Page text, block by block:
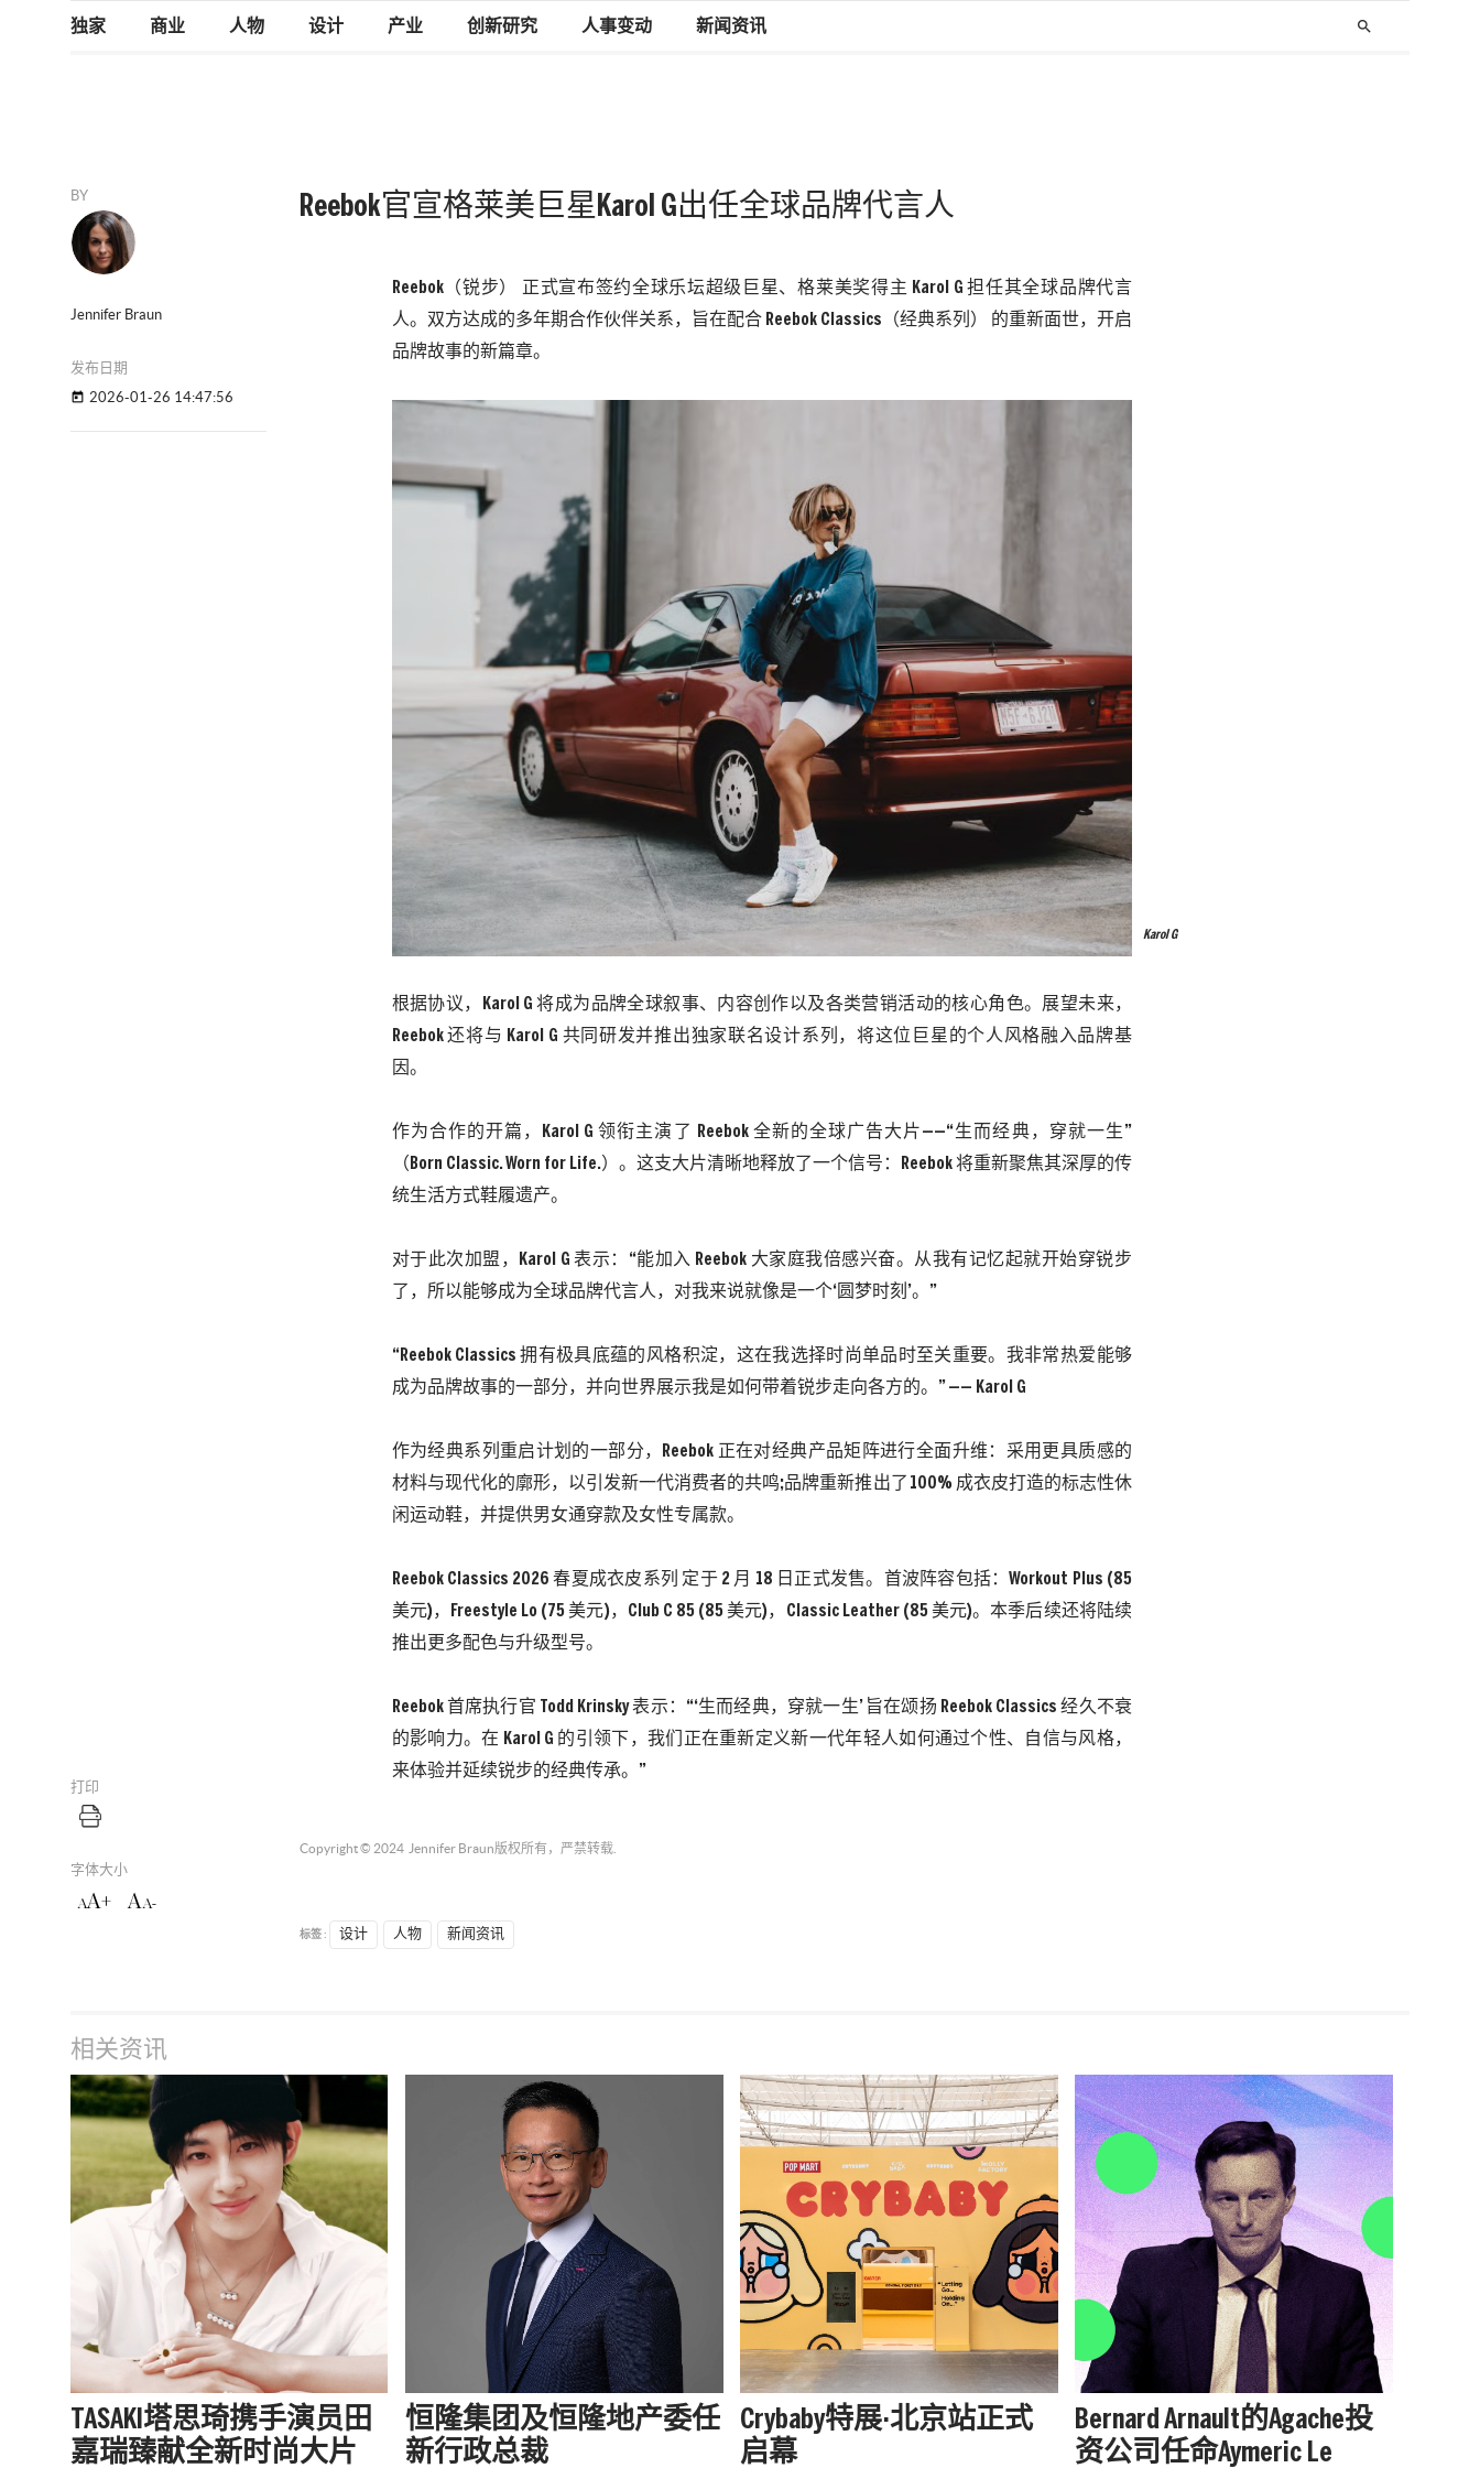
独家 商业 人物 设计 产业 创新研究 人事变动 新闻资讯 search
BY
Jennifer Braun
发布日期
today 2026-01-26 14:47:56
打印
字体大小
AA+ A A-
Reebok官宣格莱美巨星Karol G出任全球品牌代言人
Reebok（锐步） 正式宣布签约全球乐坛超级巨星、格莱美奖得主 Karol G 担任其全球品牌代言
人。双方达成的多年期合作伙伴关系，旨在配合 Reebok Classics（经典系列） 的重新面世，开启
品牌故事的新篇章。
Karol G
根据协议，
Karol G 将成为品牌全球叙事、内容创作以及各类营销活动的核心角色。展望未来，
Reebok 还将与 Karol G 共同研发并推出独家联名设计系列，将这位巨星的个人风格融入品牌基
因。
作为合作的开篇，
Karol G 领衔主演了 Reebok 全新的全球广告大片——“生而经典，穿就一生”
（Born Classic. Worn for Life.）。这支大片清晰地释放了一个信号：Reebok 将重新聚焦其深厚的传
统生活方式鞋履遗产。
对于此次加盟，
Karol G 表示：“能加入 Reebok 大家庭我倍感兴奋。从我有记忆起就开始穿锐步
了，所以能够成为全球品牌代言人，对我来说就像是一个‘圆梦时刻’。”
“Reebok Classics 拥有极具底蕴的风格积淀，这在我选择时尚单品时至关重要。我非常热爱能够
成为品牌故事的一部分，并向世界展示我是如何带着锐步走向各方的。” —— Karol G
作为经典系列重启计划的一部分，
Reebok 正在对经典产品矩阵进行全面升维：采用更具质感的
材料与现代化的廓形，以引发新一代消费者的共鸣;品牌重新推出了 100% 成衣皮打造的标志性休
闲运动鞋，并提供男女通穿款及女性专属款。
Reebok Classics 2026 春夏成衣皮系列 定于 2 月 18 日正式发售。首波阵容包括：Workout Plus (85
美元)，Freestyle Lo (75 美元)，Club C 85 (85 美元)，Classic Leather (85 美元)。本季后续还将陆续
推出更多配色与升级型号。
Reebok 首席执行官 Todd Krinsky 表示：“‘生而经典，穿就一生’ 旨在颂扬 Reebok Classics 经久不衰
的影响力。在 Karol G 的引领下，我们正在重新定义新一代年轻人如何通过个性、自信与风格，
来体验并延续锐步的经典传承。”
Copyright © 2024 Jennifer Braun 版权所有，严禁转载.
标签 : 设计 人物 新闻资讯
相关资讯
TASAKI塔思琦携手演员田
嘉瑞臻献全新时尚大片
恒隆集团及恒隆地产委任
新行政总裁
Crybaby特展·北京站正式
启幕
Bernard Arnault的Agache投
资公司任命Aymeric Le